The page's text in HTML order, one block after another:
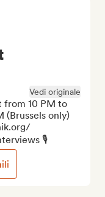
Vedi originale
from 10 PM to
(Brussels only)
🎙️